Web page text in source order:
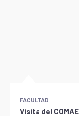
FACULTAD
Visita del